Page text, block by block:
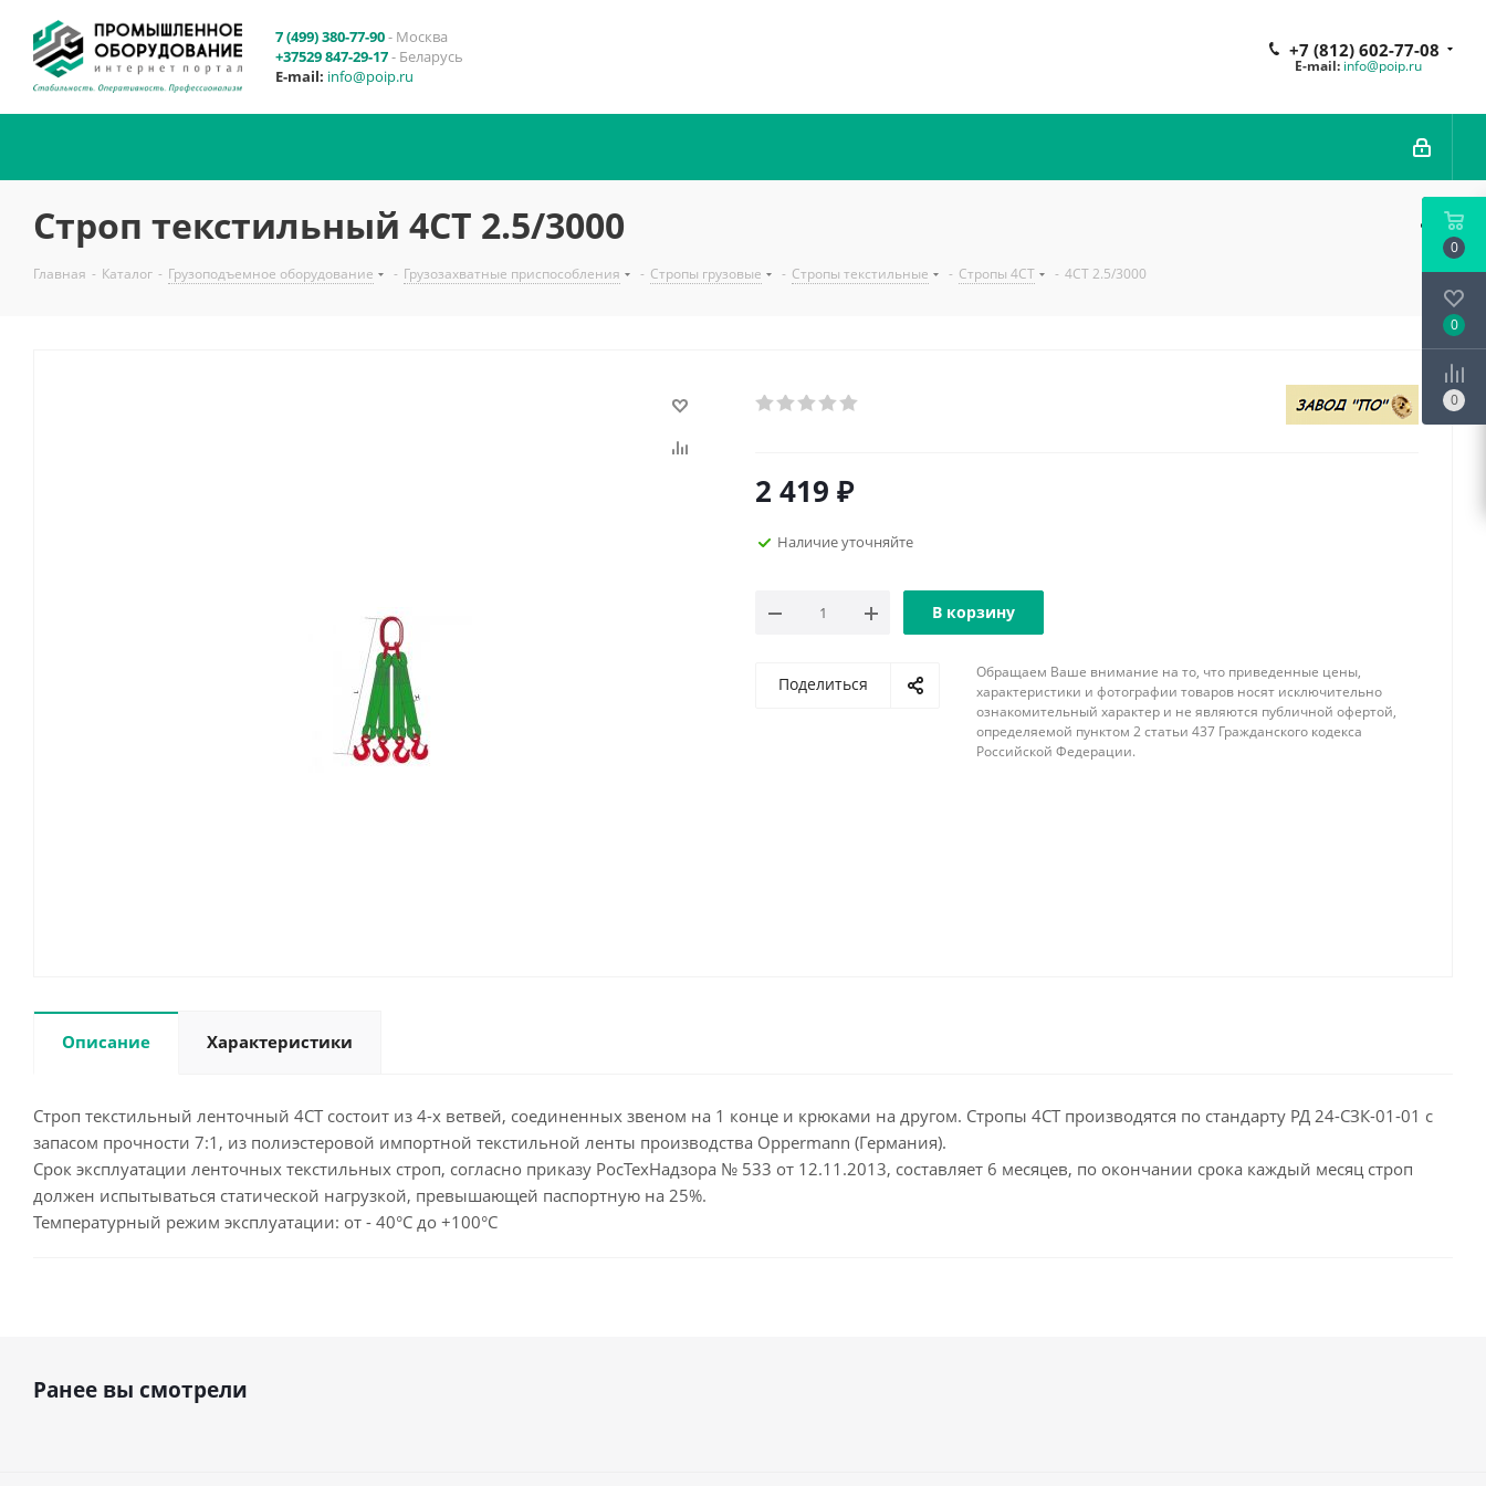
7 (499) 380-77-90- Москва
+37529 847-29-17- Беларусь
E-mail: info@poip.ru
+7 (812) 602-77-08
E-mail: info@poip.ru
Строп текстильный 4СТ 2.5/3000
Главная - Каталог - Грузоподъемное оборудование - Грузозахватные приспособления - Стропы грузовые - Стропы текстильные - Стропы 4СТ - 4СТ 2.5/3000
2 419 ₽
Наличие уточняйте
В корзину
Поделиться
Обращаем Ваше внимание на то, что приведенные цены,
характеристики и фотографии товаров носят исключительно
ознакомительный характер и не являются публичной офертой,
определяемой пунктом 2 статьи 437 Гражданского кодекса
Российской Федерации.
Описание Характеристики
Строп текстильный ленточный 4СТ состоит из 4-х ветвей, соединенных звеном на 1 конце и крюками на другом. Стропы 4СТ производятся по стандарту РД 24-СЗК-01-01 с
запасом прочности 7:1, из полиэстеровой импортной текстильной ленты производства Oppermann (Германия).
Срок эксплуатации ленточных текстильных строп, согласно приказу РосТехНадзора № 533 от 12.11.2013, составляет 6 месяцев, по окончании срока каждый месяц строп
должен испытываться статической нагрузкой, превышающей паспортную на 25%.
Температурный режим эксплуатации: от - 40°С до +100°С
Ранее вы смотрели
0
0
0